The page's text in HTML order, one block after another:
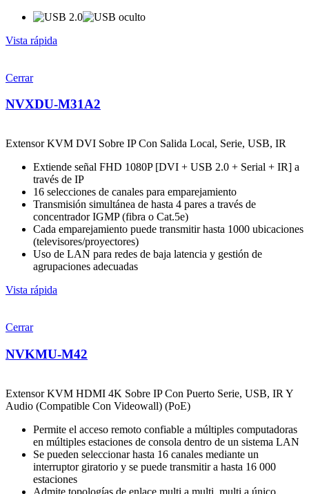
Vista rápida
Cerrar
NVXDU-M31A2
Extensor KVM DVI Sobre IP Con Salida Local, Serie, USB, IR
Extiende señal FHD 1080P [DVI + USB 2.0 + Serial + IR] a
través de IP
16 selecciones de canales para emparejamiento
Transmisión simultánea de hasta 4 pares a través de
concentrador IGMP (fibra o Cat.5e)
Cada emparejamiento puede transmitir hasta 1000 ubicaciones
(televisores/proyectores)
Uso de LAN para redes de baja latencia y gestión de
agrupaciones adecuadas
Vista rápida
Cerrar
NVKMU-M42
Extensor KVM HDMI 4K Sobre IP Con Puerto Serie, USB, IR Y
Audio (Compatible Con Videowall) (PoE)
Permite el acceso remoto confiable a múltiples computadoras
en múltiples estaciones de consola dentro de un sistema LAN
Se pueden seleccionar hasta 16 canales mediante un
interruptor giratorio y se puede transmitir a hasta 16 000
estaciones
Admite topologías de enlace multi a multi, multi a único,